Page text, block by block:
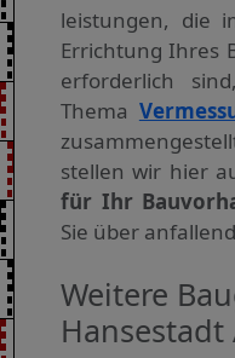
leistungen, die
Errichtung Ihres
erforderlich
Thema
stellen wir hier
für Ihr
Sie über
Weitere
Hansestadt